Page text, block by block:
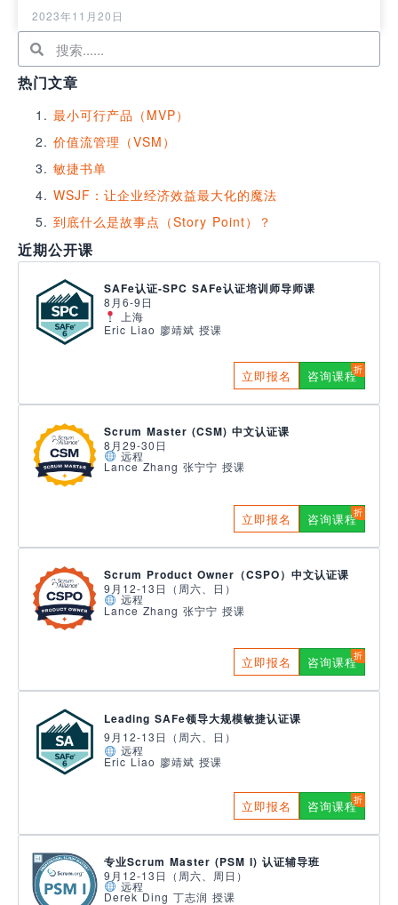
2023年11月20日
热门文章
最小可行产品（MVP）
价值流管理（VSM）
敏捷书单
WSJF：让企业经济效益最大化的魔法
到底什么是故事点（Story Point）？
近期公开课
SAFe认证-SPC SAFe认证培训师导师课
8月6-9日
上海
Eric Liao 廖靖斌 授课
立即报名 咨询课程
Scrum Master (CSM) 中文认证课
8月29-30日
远程
Lance Zhang 张宁宁 授课
立即报名 咨询课程
Scrum Product Owner（CSPO）中文认证课
9月12-13日（周六、日）
远程
Lance Zhang 张宁宁 授课
立即报名 咨询课程
Leading SAFe领导大规模敏捷认证课
9月12-13日（周六、日）
远程
Eric Liao 廖靖斌 授课
立即报名 咨询课程
专业Scrum Master (PSM I) 认证辅导班
9月12-13日（周六、周日）
远程
Derek Ding 丁志润 授课